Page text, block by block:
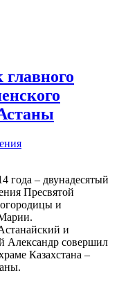
года – двунадесятый
Пресвятой
и
и
Александр совершил
Казахстана –